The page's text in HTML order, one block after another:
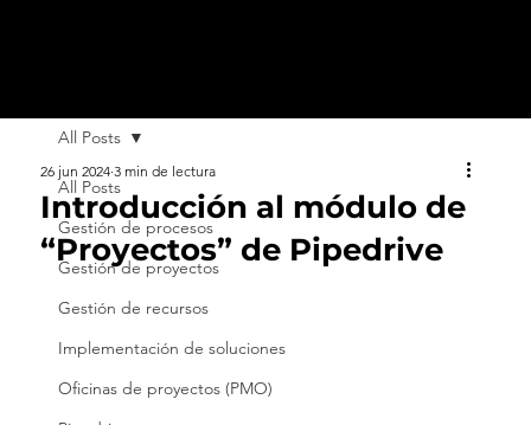
All Posts
Gestión de procesos
Gestión de proyectos
Gestión de recursos
Implementación de soluciones
Oficinas de proyectos (PMO)
All Posts
Introducción al módulo de
“Proyectos” de Pipedrive
26 jun 2024 3 min de lectura